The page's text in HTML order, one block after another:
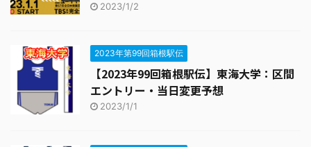
2023/1/2
2023年第99回箱根駅伝
【2023年99回箱根駅伝】東海大学：区間
エントリー・当日変更予想
2023/1/1